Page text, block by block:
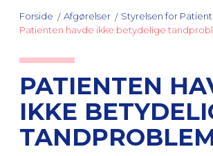
Forside Afgørelser
Styrelsen for
Patienten havde ikke betydelige
PATIENTEN
IKKE